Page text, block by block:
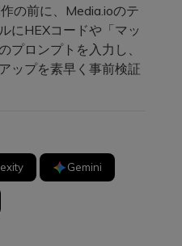
の前に、Media.ioのテ
にHEXコードや「マッ
プロンプトを入力し、
ップを素早く事前検証
Gemini